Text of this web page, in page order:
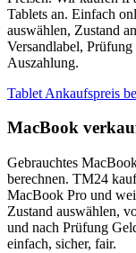
Tablets an. Einfach
auswählen, Zustand
Versandlabel,
Auszahlung.
Tablet Ankaufspreis
MacBook
Gebrauchtes
berechnen. TM24
MacBook Pro und
Zustand auswählen,
und nach Prüfung
einfach, sicher, fair.